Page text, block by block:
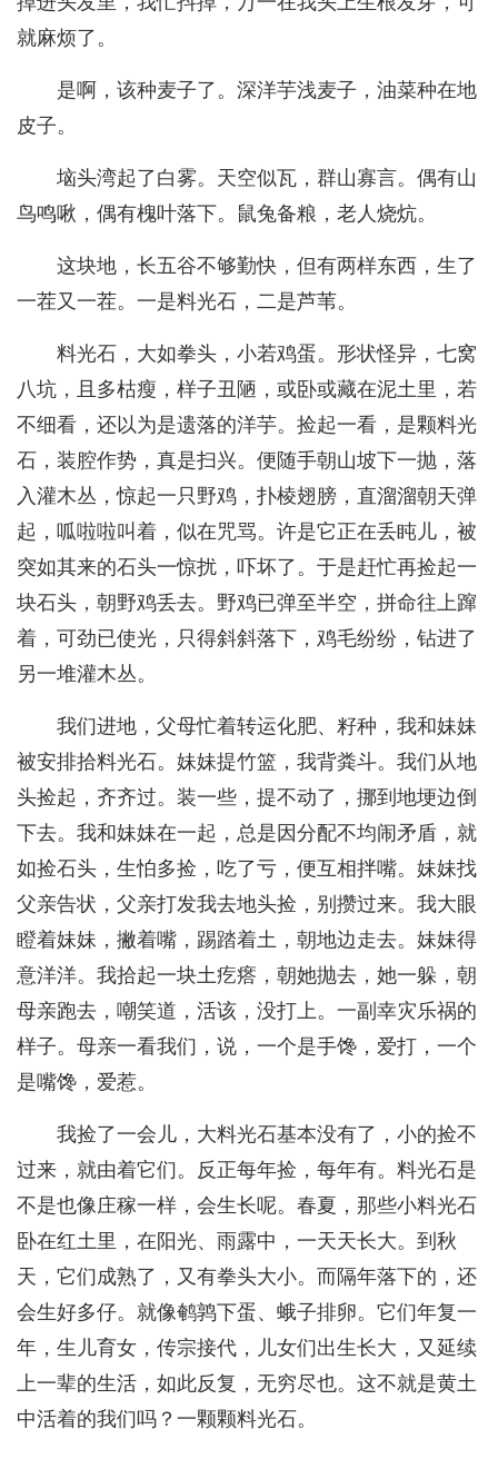
就麻烦了。
是啊，该种麦子了。深洋芋浅麦子，油菜种在地
皮子。
垴头湾起了白雾。天空似瓦，群山寡言。偶有山
鸟鸣啾，偶有槐叶落下。鼠兔备粮，老人烧炕。
这块地，长五谷不够勤快，但有两样东西，生了
一茬又一茬。一是料光石，二是芦苇。
料光石，大如拳头，小若鸡蛋。形状怪异，七窝
八坑，且多枯瘦，样子丑陋，或卧或藏在泥土里，若
不细看，还以为是遗落的洋芋。捡起一看，是颗料光
石，装腔作势，真是扫兴。便随手朝山坡下一抛，落
入灌木丛，惊起一只野鸡，扑棱翅膀，直溜溜朝天弹
起，呱啦啦叫着，似在咒骂。许是它正在丢盹儿，被
突如其来的石头一惊扰，吓坏了。于是赶忙再捡起一
块石头，朝野鸡丢去。野鸡已弹至半空，拼命往上蹿
着，可劲已使光，只得斜斜落下，鸡毛纷纷，钻进了
另一堆灌木丛。
我们进地，父母忙着转运化肥、籽种，我和妹妹
被安排拾料光石。妹妹提竹篮，我背粪斗。我们从地
头捡起，齐齐过。装一些，提不动了，挪到地埂边倒
下去。我和妹妹在一起，总是因分配不均闹矛盾，就
如捡石头，生怕多捡，吃了亏，便互相拌嘴。妹妹找
父亲告状，父亲打发我去地头捡，别攒过来。我大眼
瞪着妹妹，撇着嘴，踢踏着土，朝地边走去。妹妹得
意洋洋。我拾起一块土疙瘩，朝她抛去，她一躲，朝
母亲跑去，嘲笑道，活该，没打上。一副幸灾乐祸的
样子。母亲一看我们，说，一个是手馋，爱打，一个
是嘴馋，爱惹。
我捡了一会儿，大料光石基本没有了，小的捡不
过来，就由着它们。反正每年捡，每年有。料光石是
不是也像庄稼一样，会生长呢。春夏，那些小料光石
卧在红土里，在阳光、雨露中，一天天长大。到秋
天，它们成熟了，又有拳头大小。而隔年落下的，还
会生好多仔。就像鹌鹑下蛋、蛾子排卵。它们年复一
年，生儿育女，传宗接代，儿女们出生长大，又延续
上一辈的生活，如此反复，无穷尽也。这不就是黄土
中活着的我们吗？一颗颗料光石。